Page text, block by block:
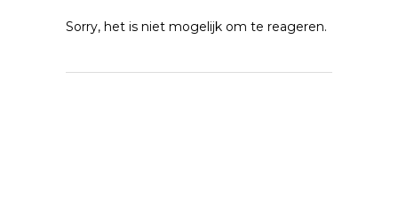
Sorry, het is niet mogelijk om te reageren.